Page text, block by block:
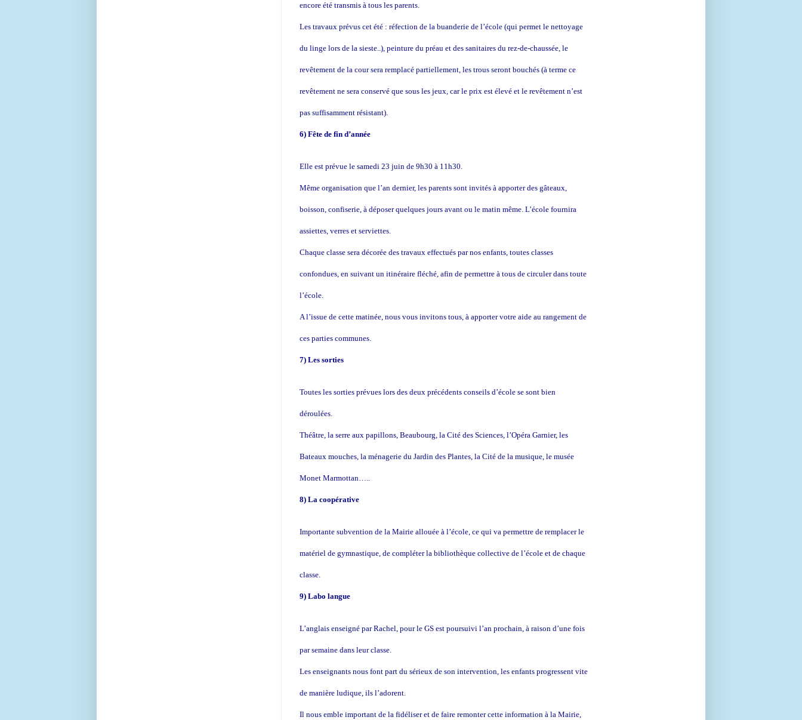
encore été transmis à tous les parents.
Les travaux prévus cet été : réfection de la buanderie de l’école (qui permet le nettoyage
du linge lors de la sieste..), peinture du préau et des sanitaires du rez-de-chaussée, le
revêtement de la cour sera remplacé partiellement, les trous seront bouchés (à terme ce
revêtement ne sera conservé que sous les jeux, car le prix est élevé et le revêtement n’est
pas suffisamment résistant).
6) Fête de fin d’année
Elle est prévue le samedi 23 juin de 9h30 à 11h30.
Même organisation que l’an dernier, les parents sont invités à apporter des gâteaux,
boisson, confiserie, à déposer quelques jours avant ou le matin même. L’école fournira
assiettes, verres et serviettes.
Chaque classe sera décorée des travaux effectués par nos enfants, toutes classes
confondues, en suivant un itinéraire fléché, afin de permettre à tous de circuler dans toute
l’école.
A l’issue de cette matinée, nous vous invitons tous, à apporter votre aide au rangement de
ces parties communes.
7) Les sorties
Toutes les sorties prévues lors des deux précédents conseils d’école se sont bien
déroulées.
Théâtre, la serre aux papillons, Beaubourg, la Cité des Sciences, l’Opéra Garnier, les
Bateaux mouches, la ménagerie du Jardin des Plantes, la Cité de la musique, le musée
Monet Marmottan…..
8) La coopérative
Importante subvention de la Mairie allouée à l’école, ce qui va permettre de remplacer le
matériel de gymnastique, de compléter la bibliothèque collective de l’école et de chaque
classe.
9) Labo langue
L’anglais enseigné par Rachel, pour le GS est poursuivi l’an prochain, à raison d’une fois
par semaine dans leur classe.
Les enseignants nous font part du sérieux de son intervention, les enfants progressent vite
de manière ludique, ils l’adorent.
Il nous emble important de la fidéliser et de faire remonter cette information à la Mairie,